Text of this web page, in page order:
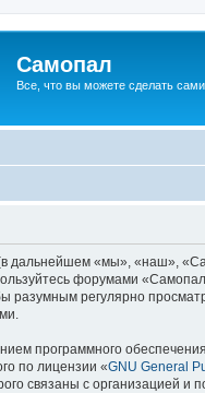
Самопал
Все, что вы можете сделать
«мы», «наш»,
форумами
разумным регулярно
программного
по лицензии «GNU General
связаны с организацией